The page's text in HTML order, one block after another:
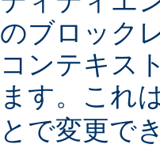
のブロック
コンテキス
ます。これ
とで変更で